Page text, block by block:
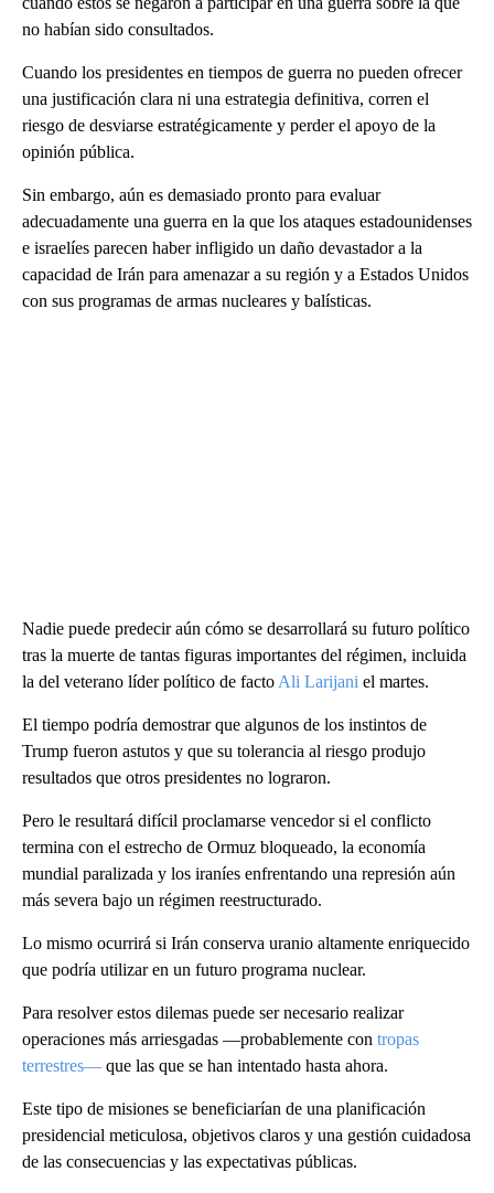
no habían sido consultados.
Cuando los presidentes en tiempos de guerra no pueden ofrecer
una justificación clara ni una estrategia definitiva, corren el
riesgo de desviarse estratégicamente y perder el apoyo de la
opinión pública.
Sin embargo, aún es demasiado pronto para evaluar
adecuadamente una guerra en la que los ataques estadounidenses
e israelíes parecen haber infligido un daño devastador a la
capacidad de Irán para amenazar a su región y a Estados Unidos
con sus programas de armas nucleares y balísticas.
Nadie puede predecir aún cómo se desarrollará su futuro político
tras la muerte de tantas figuras importantes del régimen, incluida
la del veterano líder político de facto Ali Larijani el martes.
El tiempo podría demostrar que algunos de los instintos de
Trump fueron astutos y que su tolerancia al riesgo produjo
resultados que otros presidentes no lograron.
Pero le resultará difícil proclamarse vencedor si el conflicto
termina con el estrecho de Ormuz bloqueado, la economía
mundial paralizada y los iraníes enfrentando una represión aún
más severa bajo un régimen reestructurado.
Lo mismo ocurrirá si Irán conserva uranio altamente enriquecido
que podría utilizar en un futuro programa nuclear.
Para resolver estos dilemas puede ser necesario realizar
operaciones más arriesgadas —probablemente con tropas
terrestres— que las que se han intentado hasta ahora.
Este tipo de misiones se beneficiarían de una planificación
presidencial meticulosa, objetivos claros y una gestión cuidadosa
de las consecuencias y las expectativas públicas.